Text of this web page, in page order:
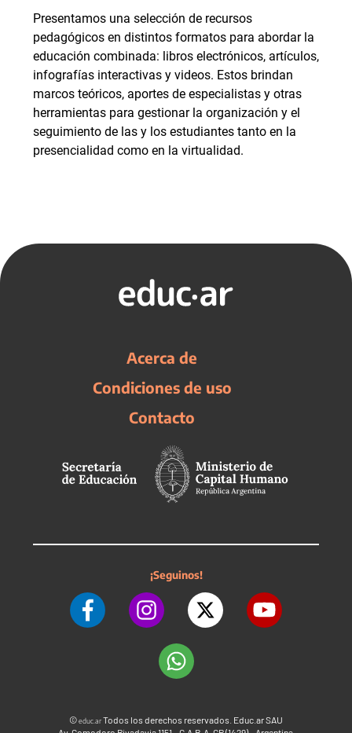
Presentamos una selección de recursos
pedagógicos en distintos formatos para abordar la
educación combinada: libros electrónicos, artículos,
infografías interactivas y videos. Estos brindan
marcos teóricos, aportes de especialistas y otras
herramientas para gestionar la organización y el
seguimiento de las y los estudiantes tanto en la
presencialidad como en la virtualidad.
Acerca de
Condiciones de uso
Contacto
¡Seguinos!
©educ.arTodos los derechos reservados. Educ.ar SAU